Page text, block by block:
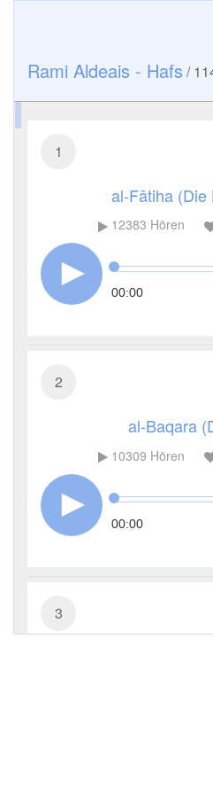
Rami Aldeais - Hafs /
1
al-Fātiha (Die
12383 Hören
00:00
2
al-Baqara
10309 Hören
00:00
3